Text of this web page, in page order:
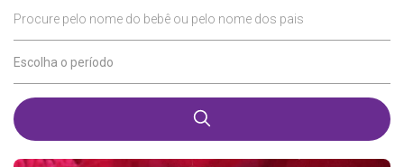
Procure pelo nome do bebê ou pelo nome dos pais
Escolha o período